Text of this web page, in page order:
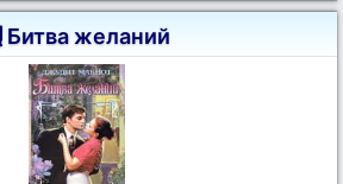
Битва желаний